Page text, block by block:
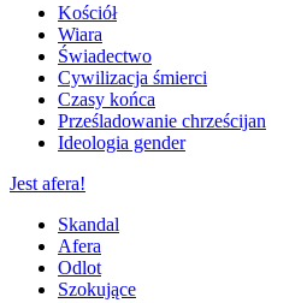
Kościół
Wiara
Świadectwo
Cywilizacja śmierci
Czasy końca
Prześladowanie chrześcijan
Ideologia gender
Jest afera!
Skandal
Afera
Odlot
Szokujące